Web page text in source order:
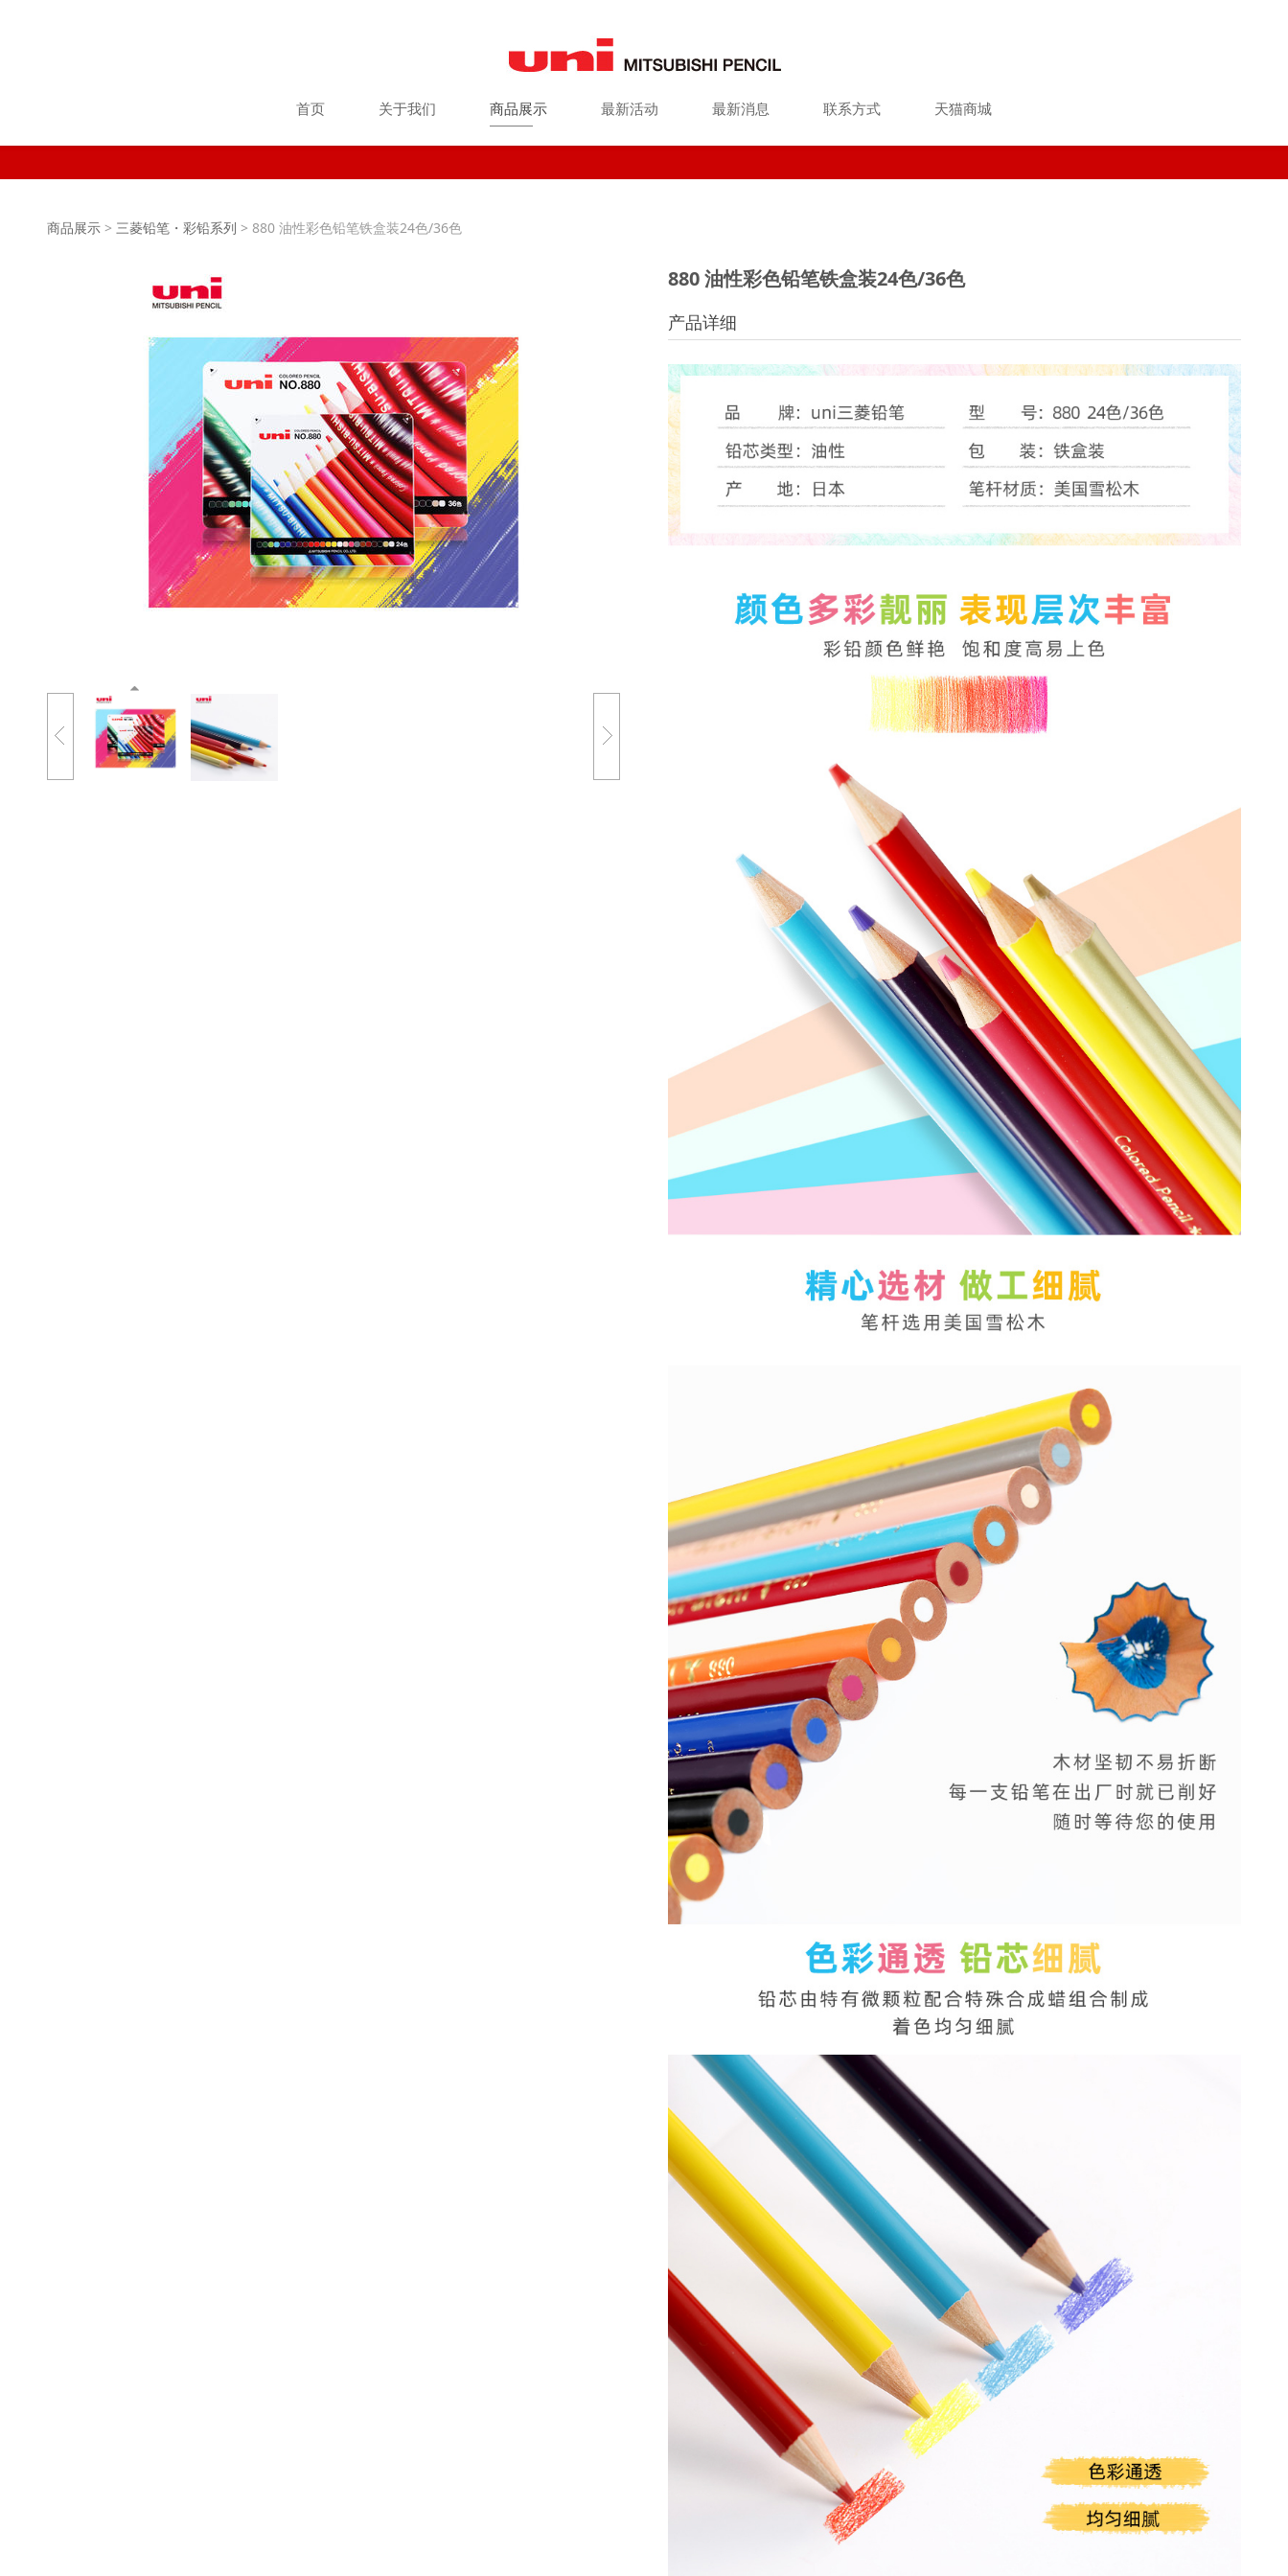
首页 关于我们 商品展示 最新活动 最新消息 联系方式 天猫商城
880 油性彩色铅笔铁盒装24色/36色
商品展示 > 三菱铅笔・彩铅系列 > 880 油性彩色铅笔铁盒装24色/36色
880 油性彩色铅笔铁盒装24色/36色
产品详细